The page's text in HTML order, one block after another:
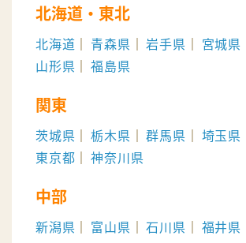
北海道・東北
北海道 青森県 岩手県 宮城県
山形県
福島県
関東
茨城県 栃木県 群馬県 埼玉県
東京都
神奈川県
中部
新潟県 富山県 石川県 福井県